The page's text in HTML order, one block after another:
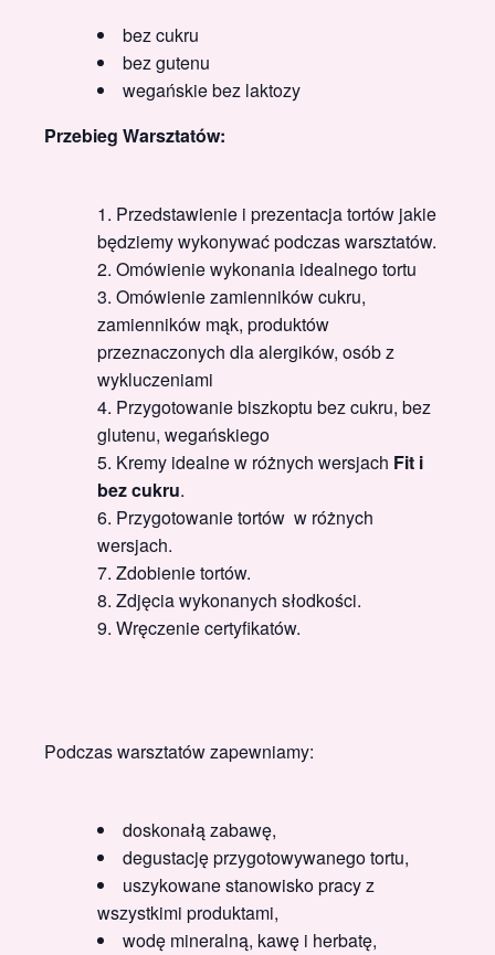
bez cukru
bez gutenu
wegańskie bez laktozy
Przebieg Warsztatów:
Przedstawienie i prezentacja tortów jakie
będziemy wykonywać podczas warsztatów.
Omówienie wykonania idealnego tortu
Omówienie zamienników cukru,
zamienników mąk, produktów
przeznaczonych dla alergików, osób z
wykluczeniami
Przygotowanie biszkoptu bez cukru, bez
glutenu, wegańskiego
Kremy idealne w różnych wersjach Fit i
bez cukru.
Przygotowanie tortów w różnych
wersjach.
Zdobienie tortów.
Zdjęcia wykonanych słodkości.
Wręczenie certyfikatów.
Podczas warsztatów zapewniamy:
doskonałą zabawę,
degustację przygotowywanego tortu,
uszykowane stanowisko pracy z
wszystkimi produktami,
wodę mineralną, kawę i herbatę,